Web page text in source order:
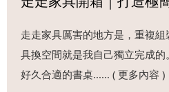
走走家具厲害的地方是，重複
具換空間就是我自己獨立完成
好久合適的書桌...... ( 更多內容 )